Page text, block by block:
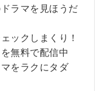
ラマを見ほうだ
ックしまくり！
無料で配信中
をラクにタダ